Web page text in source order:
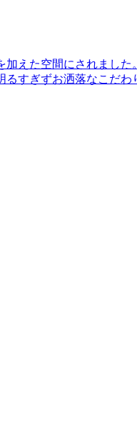
えた空間にされました。
すぎずお洒落なこだわ